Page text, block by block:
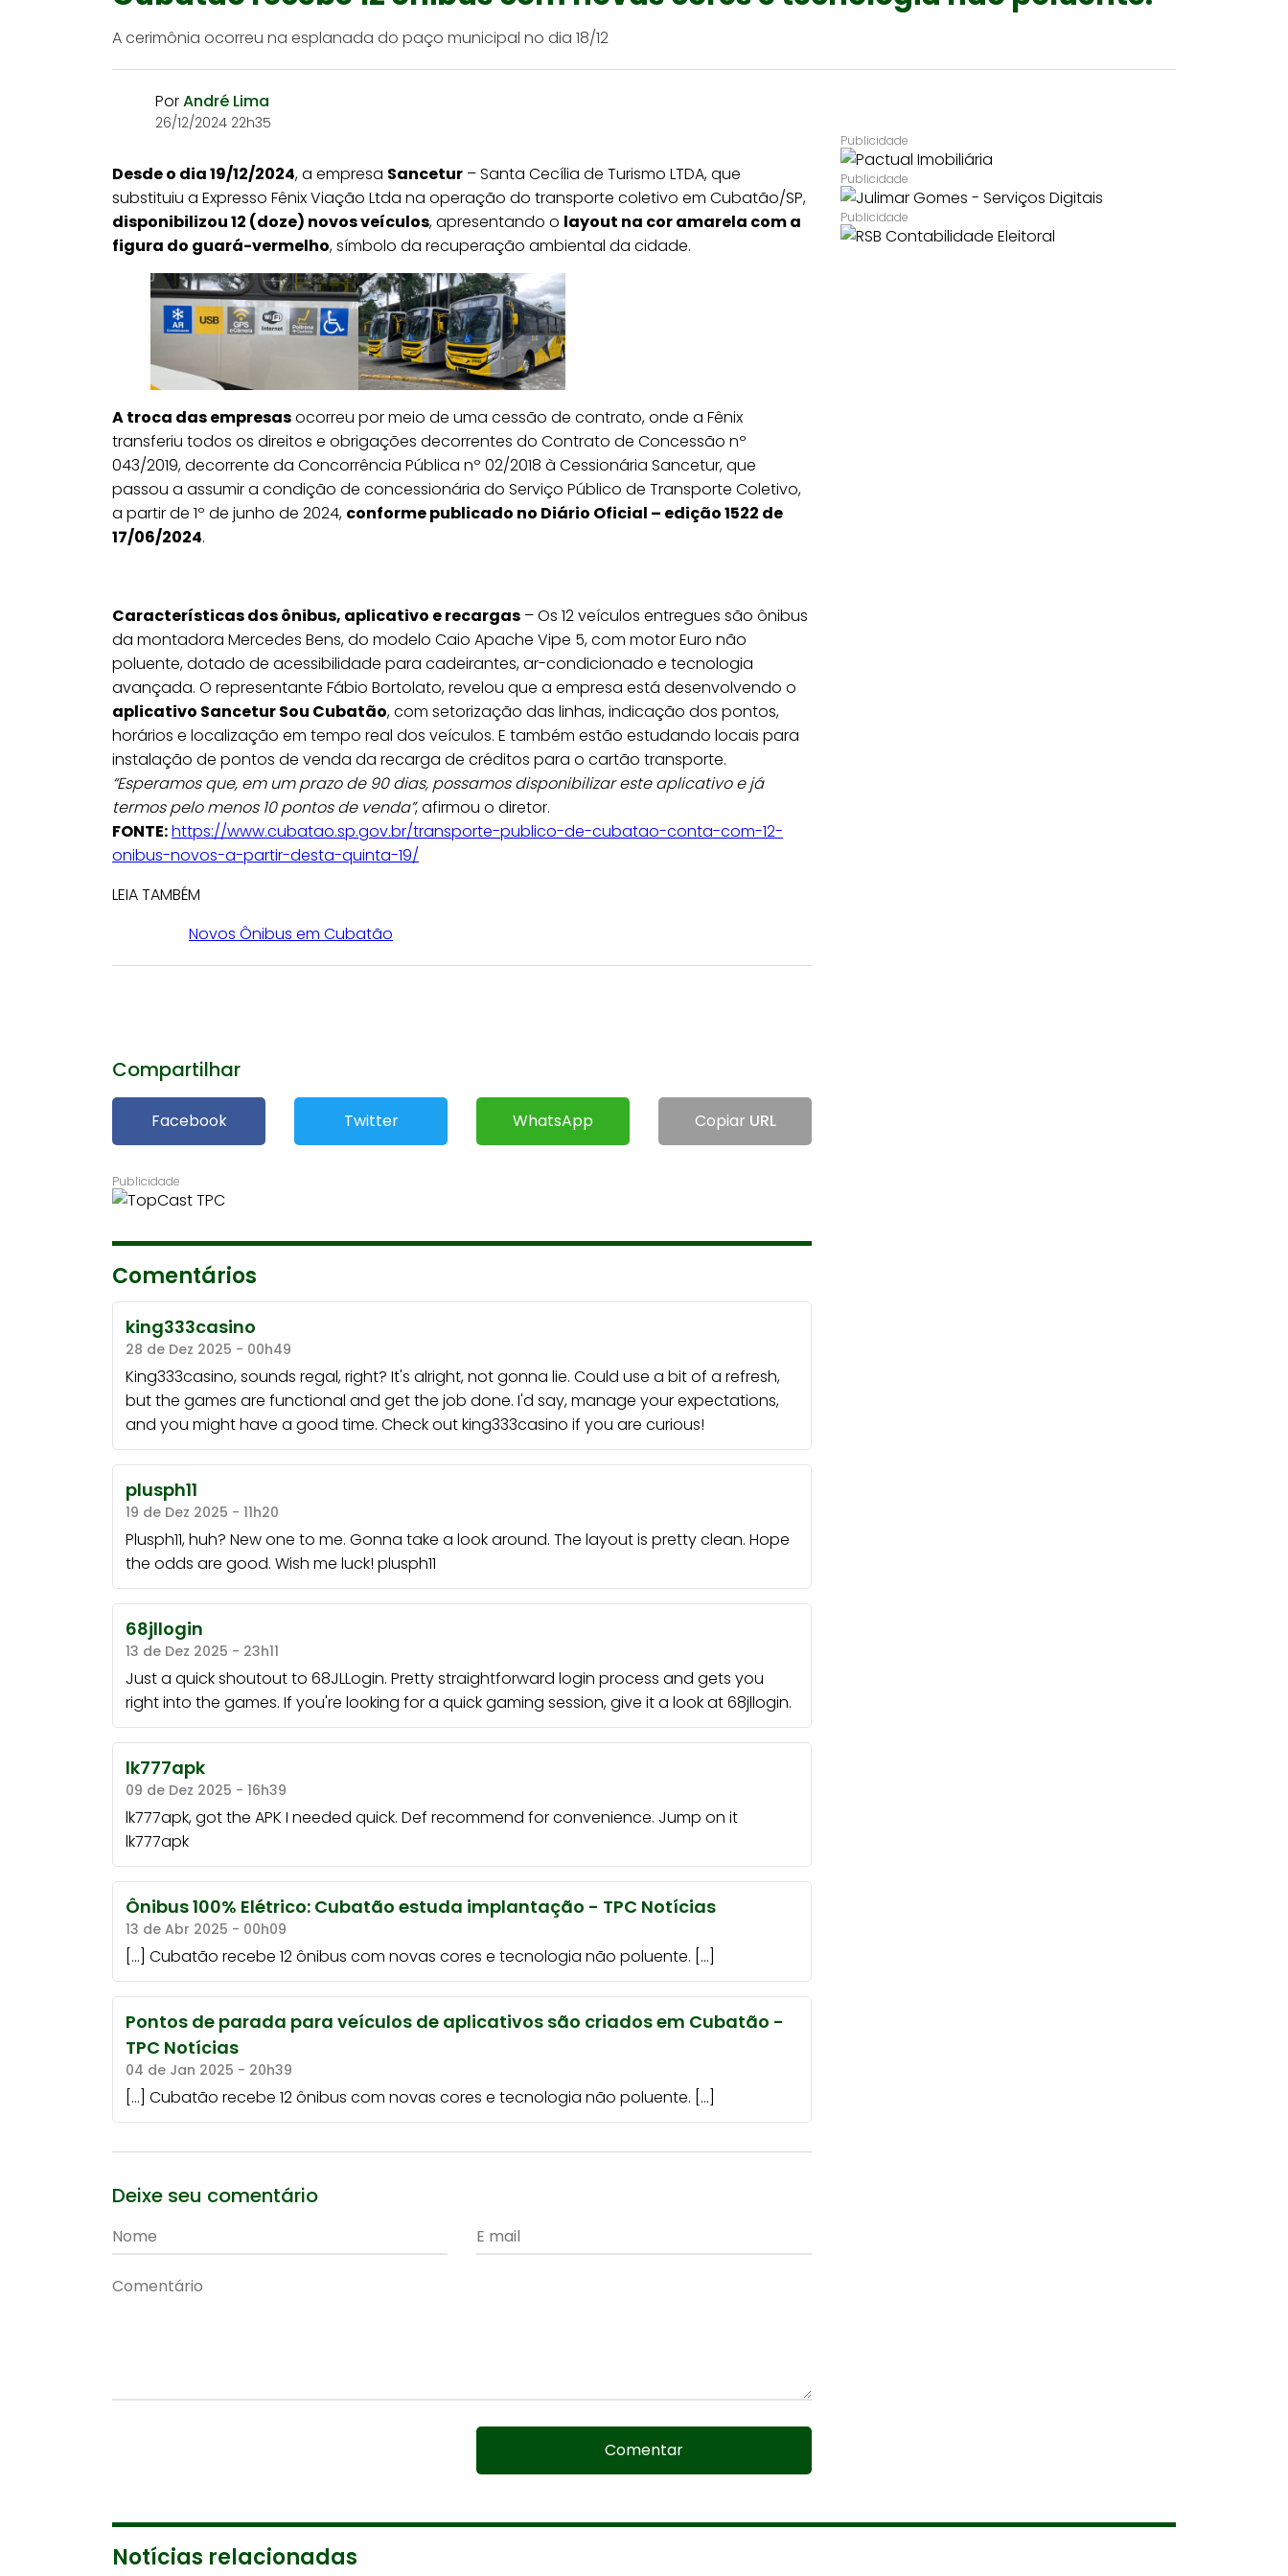
A cerimônia ocorreu na esplanada do paço municipal no dia 18/12
PorAndré Lima
26/12/2024 22h35
Desde o dia 19/12/2024, a empresa Sancetur – Santa Cecília de Turismo LTDA, que
substituiu a Expresso Fênix Viação Ltda na operação do transporte coletivo em Cubatão/SP,
disponibilizou 12 (doze) novos veículos, apresentando o layout na cor amarela com a
figura do guará-vermelho, símbolo da recuperação ambiental da cidade.
A troca das empresasocorreu por meio de uma cessão de contrato, onde a Fênix
transferiu todos os direitos e obrigações decorrentes do Contrato de Concessão nº
043/2019, decorrente da Concorrência Pública nº 02/2018 à Cessionária Sancetur, que
passou a assumir a condição de concessionária do Serviço Público de Transporte Coletivo,
a partir de 1º de junho de 2024, conforme publicado no Diário Oficial – edição 1522 de
17/06/2024.
Características dos ônibus, aplicativo e recargas – Os 12 veículos entregues são ônibus
da montadora Mercedes Bens, do modelo Caio Apache Vipe 5, com motor Euro não
poluente, dotado de acessibilidade para cadeirantes, ar-condicionado e tecnologia
avançada. O representante Fábio Bortolato, revelou que a empresa está desenvolvendo o
aplicativo Sancetur Sou Cubatão, com setorização das linhas, indicação dos pontos,
horários e localização em tempo real dos veículos. E também estão estudando locais para
instalação de pontos de venda da recarga de créditos para o cartão transporte.
“Esperamos que, em um prazo de 90 dias, possamos disponibilizar este aplicativo e já
termos pelo menos 10 pontos de venda”, afirmou o diretor.
FONTE:https://www.cubatao.sp.gov.br/transporte-publico-de-cubatao-conta-com-12-
onibus-novos-a-partir-desta-quinta-19/
LEIA TAMBÉM
Novos Ônibus em Cubatão
Compartilhar
Facebook Twitter WhatsApp Copiar URL
Comentários
king333casino
28 de Dez 2025 - 00h49
King333casino, sounds regal, right? It's alright, not gonna lie. Could use a bit of a refresh,
but the games are functional and get the job done. I'd say, manage your expectations,
and you might have a good time. Check outking333casino if you are curious!
plusph11
19 de Dez 2025 - 11h20
Plusph11, huh? New one to me. Gonna take a look around. The layout is pretty clean. Hope
the odds are good. Wish me luck! plusph11
68jllogin
13 de Dez 2025 - 23h11
Just a quick shoutout to 68JLLogin. Pretty straightforward login process and gets you
right into the games. If you're looking for a quick gaming session, give it a look at68jllogin.
lk777apk
09 de Dez 2025 - 16h39
lk777apk, got the APK I needed quick. Def recommend for convenience. Jump on it
lk777apk
Ônibus 100% Elétrico: Cubatão estuda implantação - TPC Notícias
13 de Abr 2025 - 00h09
[…] Cubatão recebe 12 ônibus com novas cores e tecnologia não poluente. […]
Pontos de parada para veículos de aplicativos são criados em Cubatão -
TPC Notícias
04 de Jan 2025 - 20h39
[…] Cubatão recebe 12 ônibus com novas cores e tecnologia não poluente. […]
Deixe seu comentário
Comentar
Notícias relacionadas